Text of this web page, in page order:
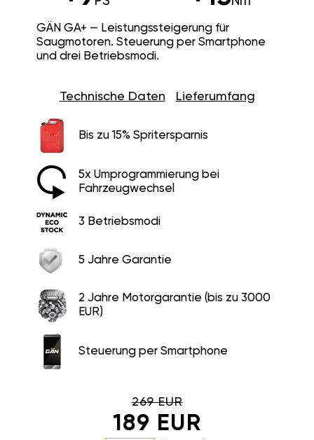
GÄN GA+ — Leistungssteigerung für
Saugmotoren. Steuerung per Smartphone
und drei Betriebsmodi.
Technische Daten Lieferumfang
Bis zu 15% Spritersparnis
5x Umprogrammierung bei
Fahrzeugwechsel
3 Betriebsmodi
5 Jahre Garantie
2 Jahre Motorgarantie (bis zu 3000
EUR)
Steuerung per Smartphone
269 EUR
189 EUR